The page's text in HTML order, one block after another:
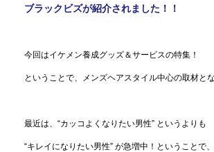
ブラックビズが紹介されました！！
今回はイケメン養成グッズ＆サービスの特集！
ということで、メンズヘアスタイル中心の取材とな
最近は、“カッコよくなりたい男性” というよりも
“キレイになりたい男性” が急増中！ということで